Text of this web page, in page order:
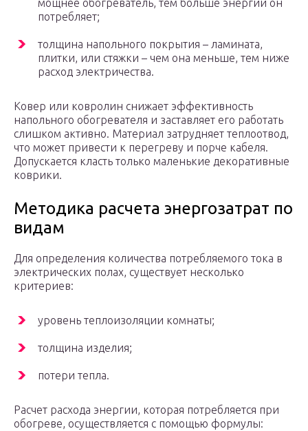
мощнее обогреватель, тем больше энергии он
потребляет;
толщина напольного покрытия – ламината,
плитки, или стяжки – чем она меньше, тем ниже
расход электричества.
Ковер или ковролин снижает эффективность
напольного обогревателя и заставляет его работать
слишком активно. Материал затрудняет теплоотвод,
что может привести к перегреву и порче кабеля.
Допускается класть только маленькие декоративные
коврики.
Методика расчета энергозатрат по
видам
Для определения количества потребляемого тока в
электрических полах, существует несколько
критериев:
уровень теплоизоляции комнаты;
толщина изделия;
потери тепла.
Расчет расхода энергии, которая потребляется при
обогреве, осуществляется с помощью формулы: